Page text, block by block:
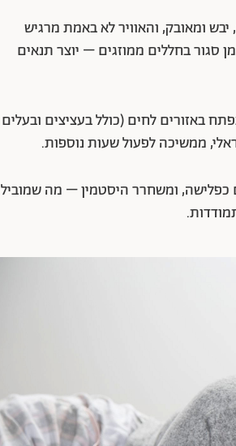
יבש ומאובק, והאוויר לא באמת מרגיש
סגור בחללים ממוזגים – יוצר תנאים
באזורים לחים (כולל בעציצים ובעלים
ממשיכה לפעול שעות נוספות.
כפלישה, ומשחרר היסטמין – מה שמוביל